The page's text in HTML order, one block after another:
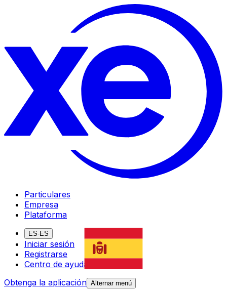
Particulares
Empresa
Plataforma
ES-ES
Iniciar sesión
Registrarse
Centro de ayuda
Obtenga la aplicación Alternar menú